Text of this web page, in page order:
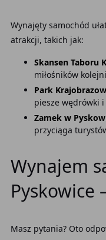
Wynajęty samochód
atrakcji, takich jak:
Skansen Taboru
miłośników
Park
piesze wędrówki
Zamek w
przyciąga
Wynajem
Pyskowice
Masz pytania? Oto